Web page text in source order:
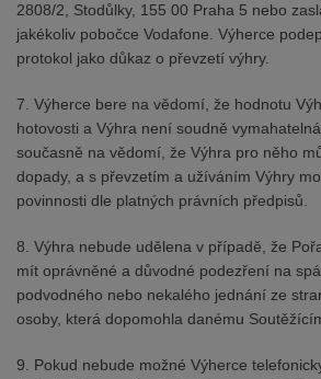
2808/2, Stodůlky, 155 00 Praha 5 nebo
jakékoliv pobočce Vodafone. Výherce
protokol jako důkaz o převzetí výhry.
7. Výherce bere na vědomí, že hodnotu
hotovosti a Výhra není soudně
současně na vědomí, že Výhra pro něho
dopady, a s převzetím a užíváním Výhry
povinnosti dle platných právních předpisů.
8. Výhra nebude udělena v případě, že
mít oprávněné a důvodné podezření na
podvodného nebo nekalého jednání ze
osoby, která dopomohla danému
9. Pokud nebude možné Výherce